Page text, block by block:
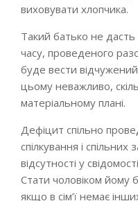
виховувати хлопчика.
Такий батько не дасть
часу, проведеного
буде вести
цьому неважливо,
матеріальному плані.
Дефіцит спільно
спілкування і
відсутності у
Стати чоловіком йому
якщо в сім’ї немає